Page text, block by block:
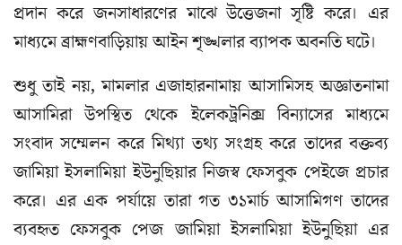
প্রদান করে জনসাধারণের মাঝে উত্তেজনা সৃষ্টি করে। এর
মাধ্যমে ব্রাহ্মণবাড়িয়ায় আইন শৃঙ্খলার ব্যাপক অবনতি ঘটে।
শুধু তাই নয়, মামলার এজাহারনামায় আসামিসহ অজ্ঞাতনামা
আসামিরা উপস্থিত থেকে ইলেকট্রনিক্স বিন্যাসের মাধ্যমে
সংবাদ সম্মেলন করে মিথ্যা তথ্য সংগ্রহ করে তাদের বক্তব্য
জামিয়া ইসলামিয়া ইউনুছিয়ার নিজস্ব ফেসবুক পেইজে প্রচার
করে। এর এক পর্যায়ে তারা গত ৩১মার্চ আসামিগণ তাদের
ব্যবহৃত ফেসবুক পেজ জামিয়া ইসলামিয়া ইউনুছিয়া এর